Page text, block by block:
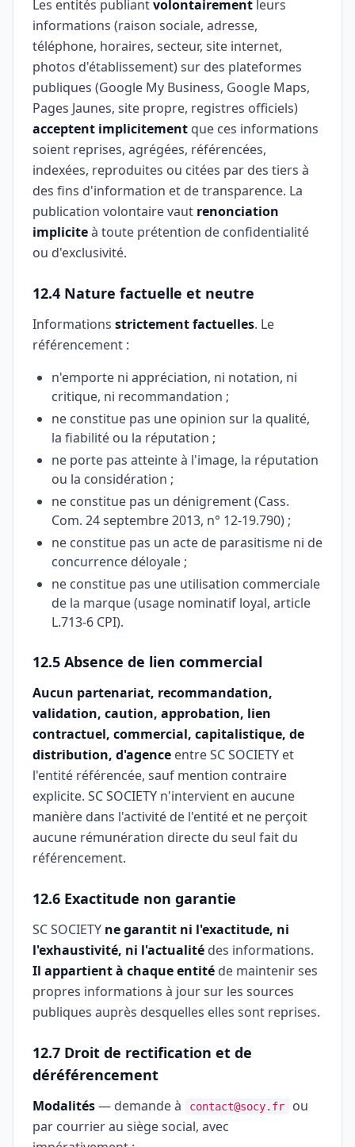
Les entités publiantvolontairement leurs
informations (raison sociale, adresse,
téléphone, horaires, secteur, site internet,
photos d'établissement) sur des plateformes
publiques (Google My Business, Google Maps,
Pages Jaunes, site propre, registres officiels)
acceptent implicitement que ces informations
soient reprises, agrégées, référencées,
indexées, reproduites ou citées par des tiers à
des fins d'information et de transparence. La
publication volontaire vaut renonciation
impliciteà toute prétention de confidentialité
ou d'exclusivité.
12.4 Nature factuelle et neutre
Informations strictement factuelles. Le
référencement :
n'emporte ni appréciation, ni notation, ni
critique, ni recommandation ;
ne constitue pas une opinion sur la qualité,
la fiabilité ou la réputation ;
ne porte pas atteinte à l'image, la réputation
ou la considération ;
ne constitue pas un dénigrement (Cass.
Com. 24 septembre 2013, n° 12-19.790) ;
ne constitue pas un acte de parasitisme ni de
concurrence déloyale ;
ne constitue pas une utilisation commerciale
de la marque (usage nominatif loyal, article
L.713-6 CPI).
12.5 Absence de lien commercial
Aucun partenariat, recommandation,
validation, caution, approbation, lien
contractuel, commercial, capitalistique, de
distribution, d'agence entre SC SOCIETY et
l'entité référencée, sauf mention contraire
explicite. SC SOCIETY n'intervient en aucune
manière dans l'activité de l'entité et ne perçoit
aucune rémunération directe du seul fait du
référencement.
12.6 Exactitude non garantie
SC SOCIETY ne garantit ni l'exactitude, ni
l'exhaustivité, ni l'actualité des informations.
Il appartient à chaque entité de maintenir ses
propres informations à jour sur les sources
publiques auprès desquelles elles sont reprises.
12.7 Droit de rectification et de
déréférencement
Modalités— demande à contact@socy.fr
ou
par courrier au siège social, avec